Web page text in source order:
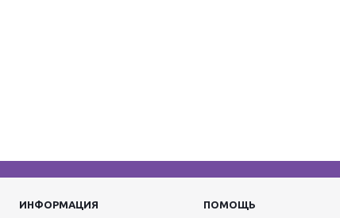
ИНФОРМАЦИЯ
ПОМОЩЬ